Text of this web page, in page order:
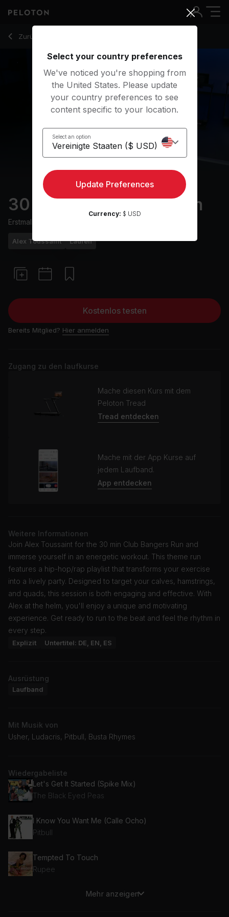
Zurück zu Laufkurse
Zurück
30 min Club Bangers Run
Erstmals ausgestrahlt am
Alex Toussaint Laufen
Kostenlos testen
Bereits Mitglied? Hier anmelden
Zugang zu den laufkurse
Mache diesen Kurs mit dem
Peloton Tread
Tread entdecken
Mache mit der App Kurse auf
jedem Laufband.
App entdecken
Weitere Informationen
Join Alex Toussaint for the 30 min Club Bangers Run and
immerse yourself in an energetic workout. This theme run
features a hip-hop/rap playlist that transforms your exercise
into a lively party. Designed to target your calves, hamstrings,
and quads, this session is both engaging and effective. With
Alex at the helm, you'll enjoy a unique and motivating
experience. Get ready to run to the beat and feel the rhythm in
every step.
Explizit Untertitel: DE, EN, ES
Ausrüstung
Laufband
Mit Musik von
Usher, Ludacris, Pitbull, Busta Rhymes
Wiedergabeliste
Let's Get It Started (Spike Mix)
The Black Eyed Peas
I Know You Want Me (Calle Ocho)
Pitbull
Tempted To Touch
Rupee
Mehr anzeigen
30 Min Club Bangers Run with Running Intervals - Alex
Select your country preferences
We've noticed you're shopping from
the United States. Please update
your country preferences to see
content specific to your location.
Select an option
Update Preferences
Currency: $ USD